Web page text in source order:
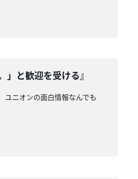
と歓迎を受ける』
ニオンの面白情報なんでも